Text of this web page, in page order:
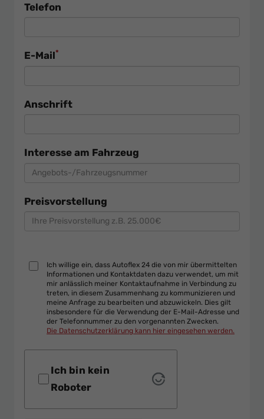
Telefon
E-Mail*
Anschrift
Interesse am Fahrzeug
Preisvorstellung
Ich willige ein, dass Autoflex 24 die von mir übermittelten
Informationen und Kontaktdaten dazu verwendet, um mit
mir anlässlich meiner Kontaktaufnahme in Verbindung zu
treten, in diesem Zusammenhang zu kommunizieren und
meine Anfrage zu bearbeiten und abzuwickeln. Dies gilt
insbesondere für die Verwendung der E-Mail-Adresse und
der Telefonnummer zu den vorgenannten Zwecken.
Die Datenschutzerklärung kann hier eingesehen werden.
Ich bin kein
Roboter